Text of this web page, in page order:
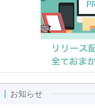
お知らせ